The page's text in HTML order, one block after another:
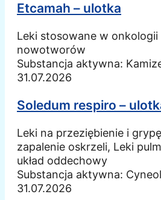
Etcamah – ulotka
Leki stosowane w onkologii
nowotworów
Substancja aktywna:
31.07.2026
Soledum respiro –
Leki na przeziębienie i
zapalenie oskrzeli, Leki
układ oddechowy
Substancja aktywna: Cyneol
31.07.2026